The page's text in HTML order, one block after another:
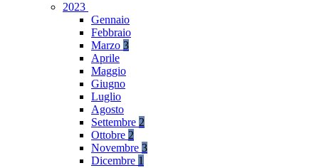
2023
Gennaio
Febbraio
Marzo 3
Aprile
Maggio
Giugno
Luglio
Agosto
Settembre 2
Ottobre 2
Novembre 3
Dicembre 1